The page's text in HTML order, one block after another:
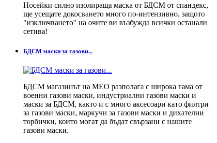
Носейки силно изолираща маска от БДСМ от спандекс,
ще усещате докосването много по-интензивно, защото
"изключването" на очите ви възбужда всички останали
сетива!
БДСМ маски за газови...
БДСМ магазинът на MEO разполага с широка гама от
военни газови маски, индустриални газови маски и
маски за БДСМ, както и с много аксесоари като филтри
за газови маски, маркучи за газови маски и дихателни
торбички, които могат да бъдат свързани с нашите
газови маски.